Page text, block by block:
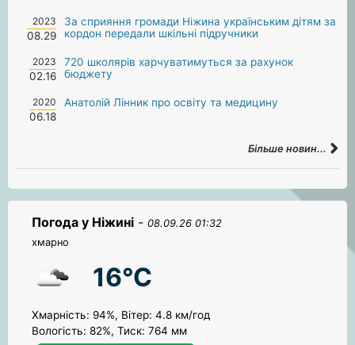
2023
08.29
За сприяння громади Ніжина українським дітям за
кордон передали шкільні підручники
2023
02.16
720 школярів харчуватимуться за рахунок
бюджету
2020
06.18
Анатолій Лінник про освіту та медицину
Більше новин...
Погода у Ніжині - 08.09.26 01:32
хмарно
16°C
Хмарність: 94%, Вітер: 4.8 км/год
Вологість: 82%, Тиск: 764 мм